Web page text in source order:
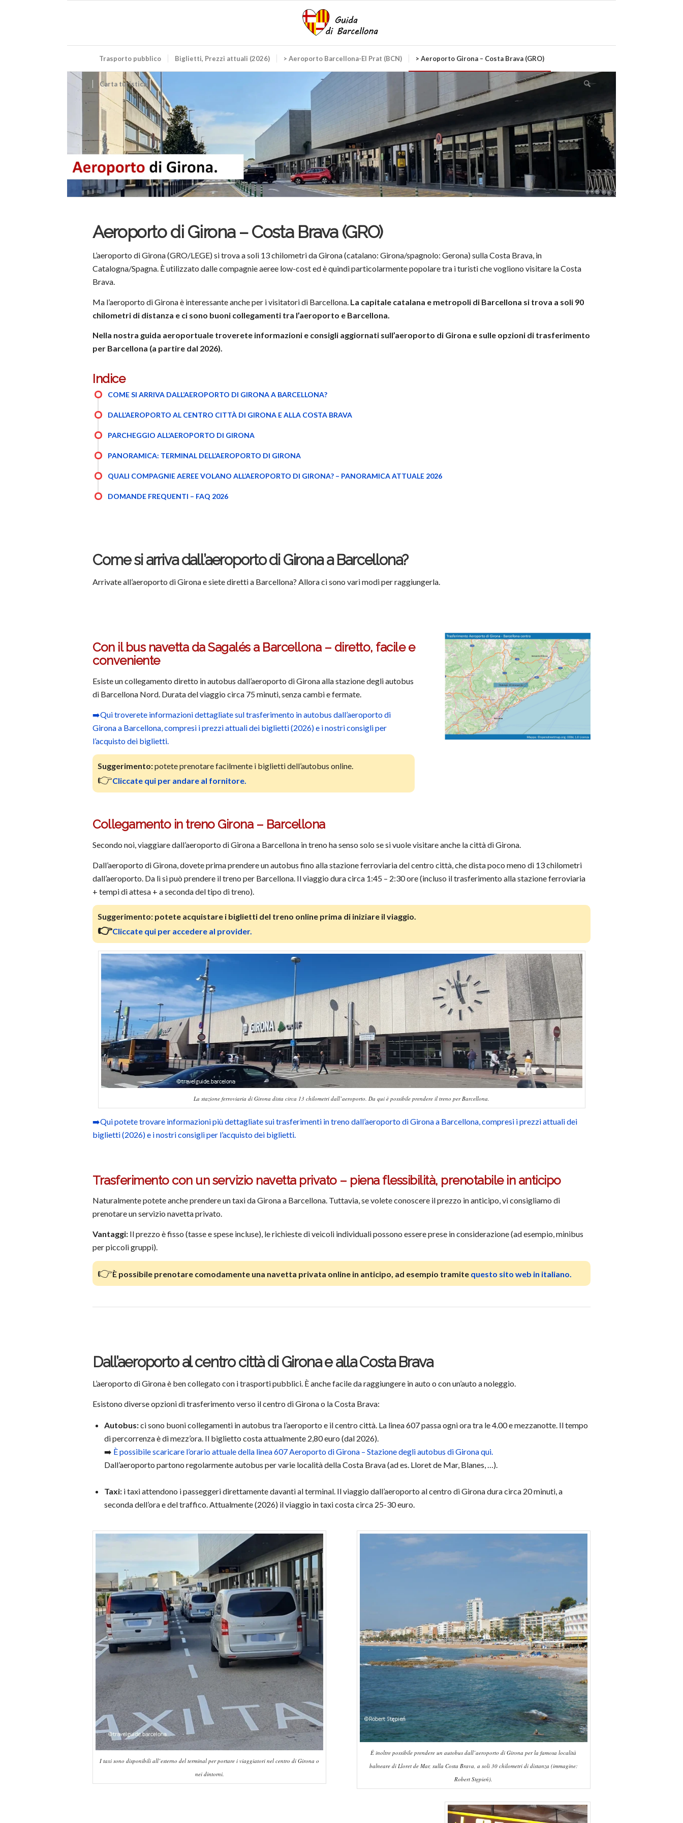
Trasporto pubblico Biglietti, Prezzi attuali (2026) > Aeroporto Barcellona-El Prat (BCN) > Aeroporto Girona – Costa Brava (GRO)
Carta turistica
Aeroporto di Girona – Costa Brava (GRO)
L’aeroporto di Girona (GRO/LEGE) si trova a soli 13 chilometri da Girona (catalano: Girona/spagnolo: Gerona) sulla Costa Brava, in
Catalogna/Spagna. È utilizzato dalle compagnie aeree low-cost ed è quindi particolarmente popolare tra i turisti che vogliono visitare la Costa
Brava.
Ma l’aeroporto di Girona è interessante anche per i visitatori di Barcellona. La capitale catalana e metropoli di Barcellona si trova a soli 90
chilometri di distanza e ci sono buoni collegamenti tra l’aeroporto e Barcellona.
Nella nostra guida aeroportuale troverete informazioni e consigli aggiornati sull’aeroporto di Girona e sulle opzioni di trasferimento
per Barcellona (a partire dal 2026).
Indice
COME SI ARRIVA DALL’AEROPORTO DI GIRONA A BARCELLONA?
DALL’AEROPORTO AL CENTRO CITTÀ DI GIRONA E ALLA COSTA BRAVA
PARCHEGGIO ALL’AEROPORTO DI GIRONA
PANORAMICA: TERMINAL DELL’AEROPORTO DI GIRONA
QUALI COMPAGNIE AEREE VOLANO ALL’AEROPORTO DI GIRONA? – PANORAMICA ATTUALE 2026
DOMANDE FREQUENTI – FAQ 2026
Come si arriva dall’aeroporto di Girona a Barcellona?
Arrivate all’aeroporto di Girona e siete diretti a Barcellona? Allora ci sono vari modi per raggiungerla.
Con il bus navetta da Sagalés a Barcellona – diretto, facile e
conveniente
Esiste un collegamento diretto in autobus dall’aeroporto di Girona alla stazione degli autobus
di Barcellona Nord. Durata del viaggio circa 75 minuti, senza cambi e fermate.
➡️Qui troverete informazioni dettagliate sul trasferimento in autobus dall’aeroporto di
Girona a Barcellona, compresi i prezzi attuali dei biglietti (2026) e i nostri consigli per
l’acquisto dei biglietti.
Suggerimento:potete prenotare facilmente i biglietti dell’autobus online.
👉Cliccate qui per andare al fornitore.
Collegamento in treno Girona – Barcellona
Secondo noi, viaggiare dall’aeroporto di Girona a Barcellona in treno ha senso solo se si vuole visitare anche la città di Girona.
Dall’aeroporto di Girona, dovete prima prendere un autobus fino alla stazione ferroviaria del centro città, che dista poco meno di 13 chilometri
dall’aeroporto. Da lì si può prendere il treno per Barcellona. Il viaggio dura circa 1:45 – 2:30 ore (incluso il trasferimento alla stazione ferroviaria
+ tempi di attesa + a seconda del tipo di treno).
Suggerimento: potete acquistare i biglietti del treno online prima di iniziare il viaggio.
👉Cliccate qui per accedere al provider.
La stazione ferroviaria di Girona dista circa 13 chilometri dall’aeroporto. Da qui è possibile prendere il treno per Barcellona.
➡️Qui potete trovare informazioni più dettagliate sui trasferimenti in treno dall’aeroporto di Girona a Barcellona, compresi i prezzi attuali dei
biglietti (2026) e i nostri consigli per l’acquisto dei biglietti.
Trasferimento con un servizio navetta privato – piena flessibilità, prenotabile in anticipo
Naturalmente potete anche prendere un taxi da Girona a Barcellona. Tuttavia, se volete conoscere il prezzo in anticipo, vi consigliamo di
prenotare un servizio navetta privato.
Vantaggi: Il prezzo è fisso (tasse e spese incluse), le richieste di veicoli individuali possono essere prese in considerazione (ad esempio, minibus
per piccoli gruppi).
👉È possibile prenotare comodamente una navetta privata online in anticipo, ad esempio tramite questo sito web in italiano.
Dall’aeroporto al centro città di Girona e alla Costa Brava
L’aeroporto di Girona è ben collegato con i trasporti pubblici. È anche facile da raggiungere in auto o con un’auto a noleggio.
Esistono diverse opzioni di trasferimento verso il centro di Girona o la Costa Brava:
Autobus:ci sono buoni collegamenti in autobus tra l’aeroporto e il centro città. La linea 607 passa ogni ora tra le 4.00 e mezzanotte. Il tempo
di percorrenza è di mezz’ora. Il biglietto costa attualmente 2,80 euro (dal 2026).
➡️ È possibile scaricare l’orario attuale della linea 607 Aeroporto di Girona – Stazione degli autobus di Girona qui.
Dall’aeroporto partono regolarmente autobus per varie località della Costa Brava (ad es. Lloret de Mar, Blanes, …).
Taxi: i taxi attendono i passeggeri direttamente davanti al terminal. Il viaggio dall’aeroporto al centro di Girona dura circa 20 minuti, a
seconda dell’ora e del traffico. Attualmente (2026) il viaggio in taxi costa circa 25-30 euro.
I taxi sono disponibili all’esterno del terminal per portare i viaggiatori nel centro di Girona o
nei dintorni.
È inoltre possibile prendere un autobus dall’aeroporto di Girona per la famosa località
balneare di Lloret de Mar, sulla Costa Brava, a soli 30 chilometri di distanza (immagine:
Robert Stępień).